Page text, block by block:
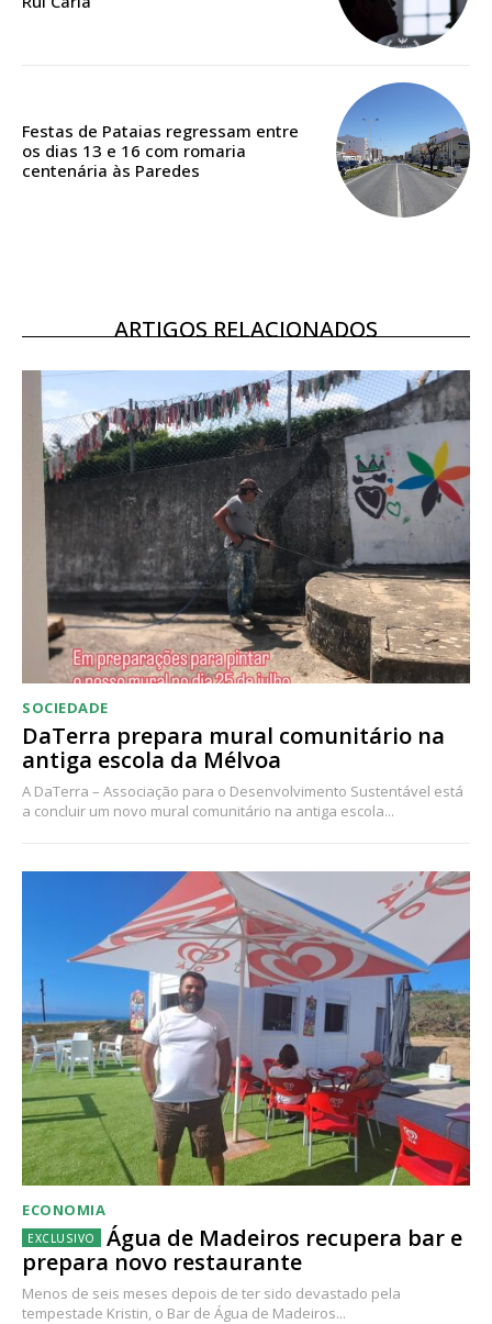
Escolha o plano
DIGITAL ANUAL
16€
12 meses
Acesso ao conteúdo online
Acesso aos conteúdos Exclusivos para
assinantes
Ofertas para assinatura anual
Escolha o plano
Festas de Pataias regressam entre
os dias 13 e 16 com romaria
centenária às Paredes
ARTIGOS RELACIONADOS
SOCIEDADE
DaTerra prepara mural comunitário na
antiga escola da Mélvoa
A DaTerra – Associação para o Desenvolvimento Sustentável está
a concluir um novo mural comunitário na antiga escola...
ECONOMIA
Água de Madeiros recupera bar e
prepara novo restaurante
Menos de seis meses depois de ter sido devastado pela
tempestade Kristin, o Bar de Água de Madeiros...